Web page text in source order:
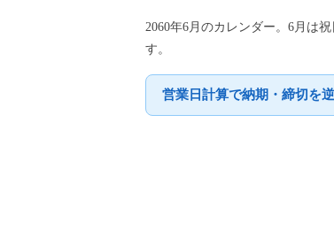
2060年6月のカレンダー。6月は
す。
営業日計算で納期・締切を